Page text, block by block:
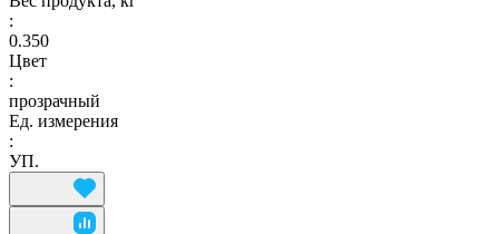
:
0.350
Цвет
:
прозрачный
Ед. измерения
:
УП.